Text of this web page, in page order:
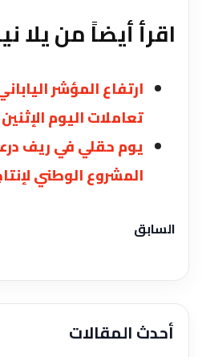
اقرأ أيضاً من يلا
ارتفاع المؤشر
تعاملات اليوم الإثنين
يوم حقلي في ريف
المشروع الوطني
السابق
أحدث المقالات